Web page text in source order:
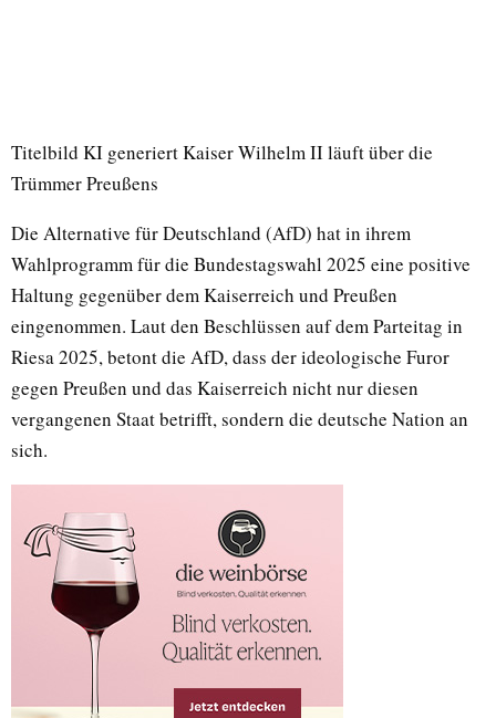
Titelbild KI generiert Kaiser Wilhelm II läuft über die
Trümmer Preußens
Die Alternative für Deutschland (AfD) hat in ihrem
Wahlprogramm für die Bundestagswahl 2025 eine positive
Haltung gegenüber dem Kaiserreich und Preußen
eingenommen. Laut den Beschlüssen auf dem Parteitag in
Riesa 2025, betont die AfD, dass der ideologische Furor
gegen Preußen und das Kaiserreich nicht nur diesen
vergangenen Staat betrifft, sondern die deutsche Nation an
sich.